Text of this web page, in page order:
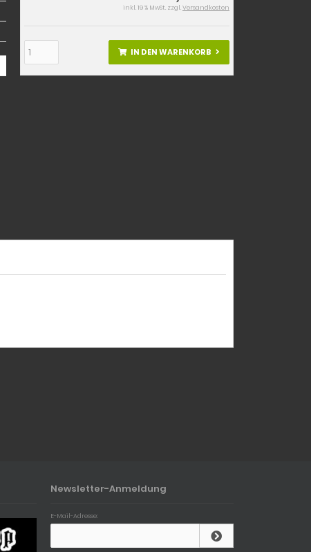
inkl. 19 % MwSt. zzgl.Versandkosten
IN DEN WARENKORB
Newsletter-Anmeldung
E-Mail-Adresse: